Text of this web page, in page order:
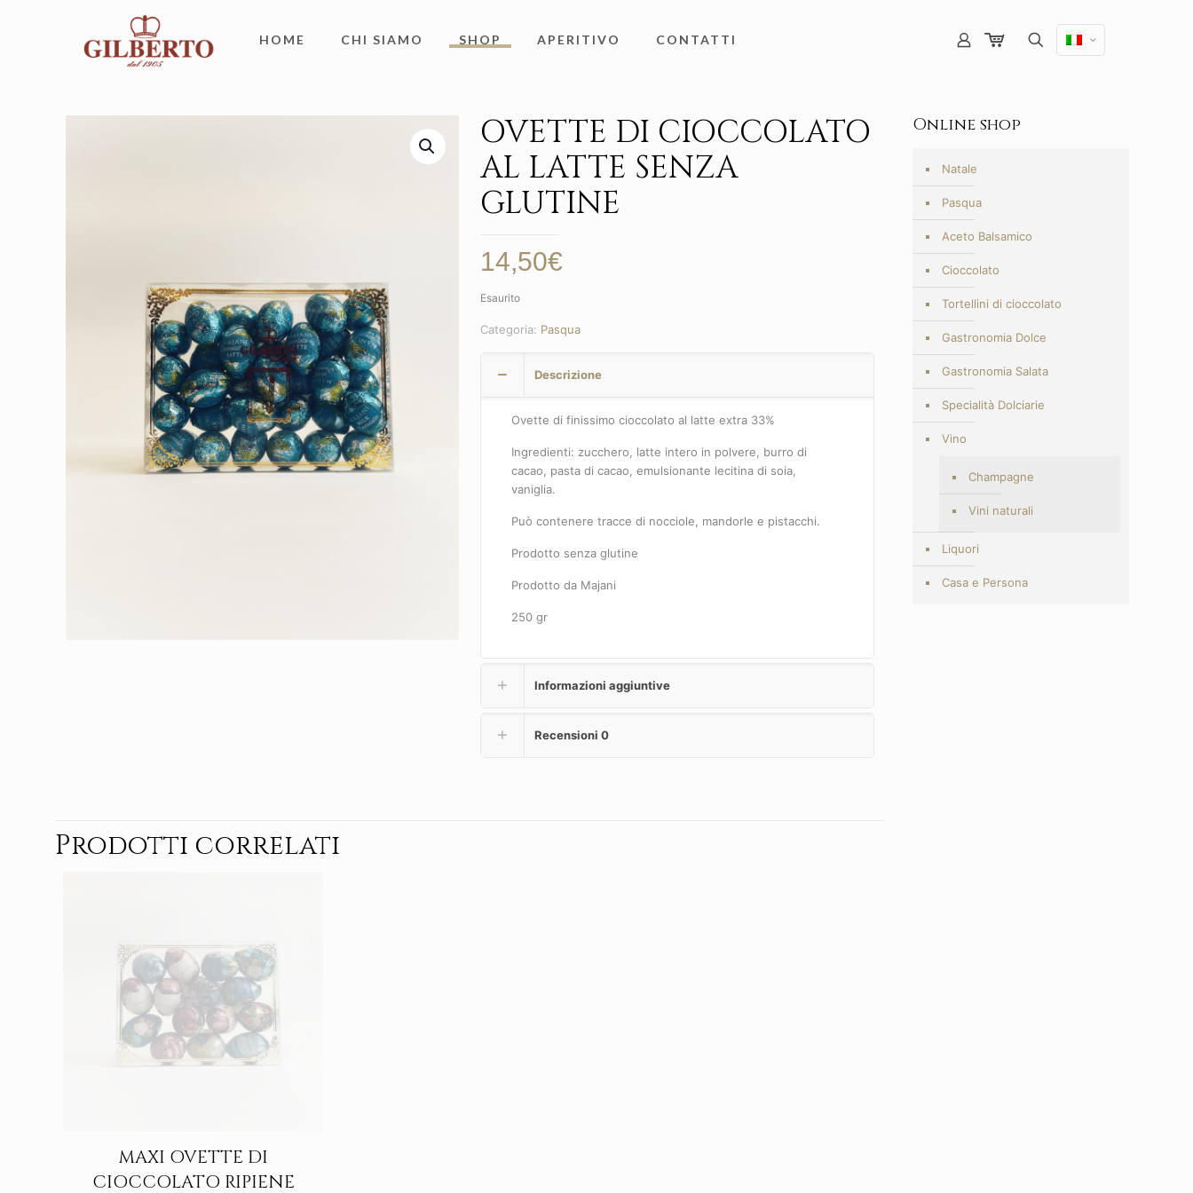
HOME CHI SIAMO SHOP APERITIVO CONTATTI
OVETTE DI CIOCCOLATO
AL LATTE SENZA
GLUTINE
14,50€
Esaurito
Categoria: Pasqua
Descrizione
Ovette di finissimo cioccolato al latte extra 33%
Ingredienti: zucchero, latte intero in polvere, burro di
cacao, pasta di cacao, emulsionante lecitina di soia,
vaniglia.
Può contenere tracce di nocciole, mandorle e pistacchi.
Prodotto senza glutine
Prodotto da Majani
250 gr
Informazioni aggiuntive
Recensioni0
Prodotti correlati
MAXI OVETTE DI
CIOCCOLATO RIPIENE
Online shop
Natale
Pasqua
Aceto Balsamico
Cioccolato
Tortellini di cioccolato
Gastronomia Dolce
Gastronomia Salata
Specialità Dolciarie
Vino
Champagne
Vini naturali
Liquori
Casa e Persona